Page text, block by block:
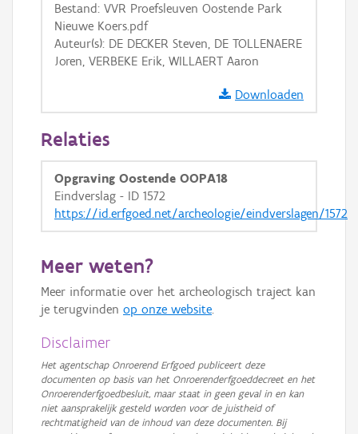
Bestand: VVR Proefsleuven Oostende Park
Nieuwe Koers.pdf
Auteur(s): DE DECKER Steven, DE TOLLENAERE
Joren, VERBEKE Erik, WILLAERT Aaron
Downloaden
Relaties
Opgraving Oostende OOPA18
Eindverslag - ID 1572
https://id.erfgoed.net/archeologie/eindverslagen/1572
Meer weten?
Meer informatie over het archeologisch traject kan
je terugvinden op onze website.
Disclaimer
Het agentschap Onroerend Erfgoed publiceert deze
documenten op basis van het Onroerenderfgoeddecreet en het
Onroerenderfgoedbesluit, maar staat in geen geval in en kan
niet aansprakelijk gesteld worden voor de juistheid of
rechtmatigheid van de inhoud van deze documenten. Bij